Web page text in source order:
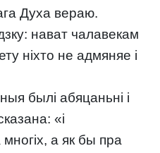
Духа вераю.
нават чалавекам
ніхто не адмяняе і
былі абяцаньні і
«і
а як бы пра